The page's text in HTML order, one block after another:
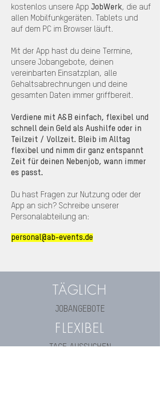
kostenlos unsere App JobWerk, die auf
allen Mobilfunkgeräten. Tablets und
auf dem PC im Browser läuft.
Mit der App hast du deine Termine,
unsere Jobangebote, deinen
vereinbarten Einsatzplan, alle
Gehaltsabrechnungen und deine
gesamten Daten immer griffbereit.
Verdiene mit A&B einfach, flexibel und
schnell dein Geld als Aushilfe oder in
Teilzeit / Vollzeit. Bleib im Alltag
flexibel und nimm dir ganz entspannt
Zeit für deinen Nebenjob, wann immer
es passt.
Du hast Fragen zur Nutzung oder der
App an sich? Schreibe unserer
Personalabteilung an:
personal@ab-events.de
TÄGLICH
JOBANGEBOTE
FLEXIBEL
TAGE AUSSUCHEN